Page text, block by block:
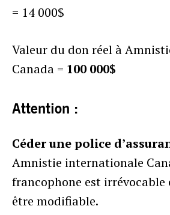
= 14 000$
Valeur du don réel à
Canada = 100 000$
Attention :
Céder une police
Amnistie internationale
francophone est irrévocable
être modifiable.